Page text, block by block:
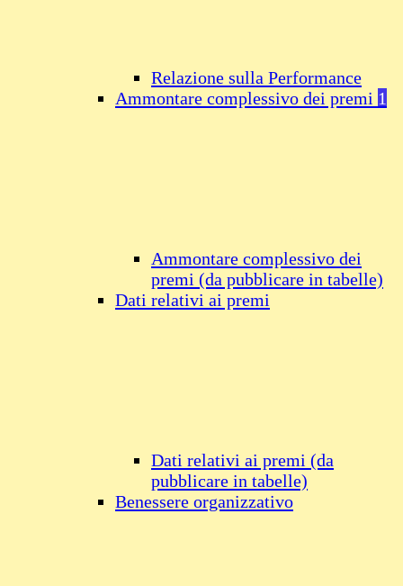
Relazione sulla Performance
Ammontare complessivo dei premi 1
Ammontare complessivo dei
premi (da pubblicare in tabelle)
Dati relativi ai premi
Dati relativi ai premi (da
pubblicare in tabelle)
Benessere organizzativo